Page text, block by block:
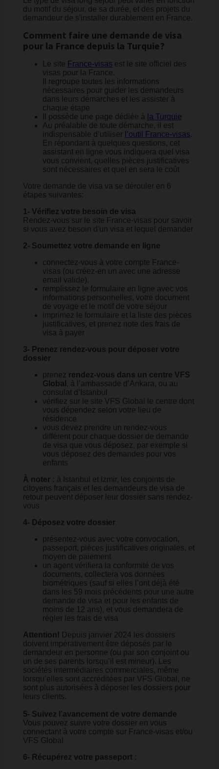
du motif du séjour, de sa durée, et des projets du
demandeur de s'installer durablement en France.
Comment faire une demande de visa
pour la France depuis la Turquie?
Le site France-visas est le site officiel des
visas pour la France.
Il regroupe toutes les informations
nécessaires pour guider les demandeurs
dans leurs démarches et les assister à
chaque étape
Il possède une page dédiée à la Turquie
Au préalable de toute démarche, il est
indispensable d’utiliser l’outil France-visas.
En répondant à quelques questions, cet
assistant en ligne vous indiquera quel visa
vous convient, quelles pièces justificatives
sont nécessaires et quel en sera le coût
Votre demande de visa va se dérouler en 6
étapes suivantes:
1- Vérifiez votre besoin de visa
Rendez-vous sur le site France-visas pour savoir
si vous avez besoin d'un visa et lequel demander
2- Soumettez votre demande en ligne
connectez-vous à votre compte France-
visas (ou créez-en un avec une adresse
email valide).
remplissez le formulaire en ligne avec vos
informations personnelles, votre document
de voyage et le motif de votre séjour
imprimez le formulaire et la liste des pièces
justificatives, et prenez note des frais de
visa à payer
3- Prenez rendez-vous pour déposer votre
dossier
prenez rendez-vous dans un centre VFS
Global , à l’ambassade d’Ankara, ou au
consulat d’Istanbul
vérifiez sur le site VFS Global le centre dont
vous dépendez selon votre lieu de
résidence
vous devez prendre un rendez-vous
différent pour chaque dossier de demande
de visa que vous déposez, par exemple si
vous déposez des demandes pour vos
enfants
À noter : à Istanbul et Izmir, les conjoints de
citoyens français et les demandeurs de visa de
retour peuvent déposer leur dossier sans rendez-
vous
4- Déposez votre dossier
présentez-vous avec votre convocation,
passeport, pièces justificatives originales, et
moyen de paiement
un agent vérifiera la conformité de vos
documents, collectera vos données
biométriques (sauf si elles l’ont déjà été
dans les 59 mois précédents pour une autre
demande de visa et pour les enfants de
moins de 12 ans), et vous demandera de
régler les frais de visa
Attention! Depuis janvier 2024 les dossiers
doivent impérativement être déposés par le
demandeur en personne (ou par son conjoint ou
un de ses parents lorsqu’il est mineur). Les
sociétés intermédiaires commerciales, même
lorsqu’elles sont accréditées par VFS Global, ne
sont plus autorisées à déposer les dossiers pour
leurs clients.
5- Suivez l’avancement de votre demande
Vous pouvez suivre votre dossier en vous
connectant à votre compte sur France-visas et/ou
VFS Global
6- Récupérez votre passeport :